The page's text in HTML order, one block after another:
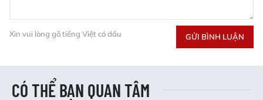
Xin vui lòng gõ tiếng Việt có dấu GỬI BÌNH LUẬN
CÓ THỂ BẠN QUAN TÂM